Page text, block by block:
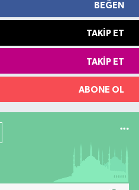
BEĞEN
TAKIP ET
TAKIP ET
ABONE OL